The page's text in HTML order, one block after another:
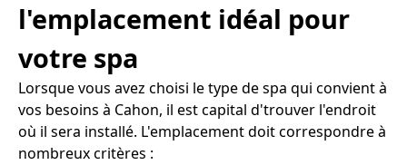
l'emplacement idéal pour
votre spa
Lorsque vous avez choisi le type de spa qui convient à
vos besoins à Cahon, il est capital d'trouver l'endroit
où il sera installé. L'emplacement doit correspondre à
nombreux critères :